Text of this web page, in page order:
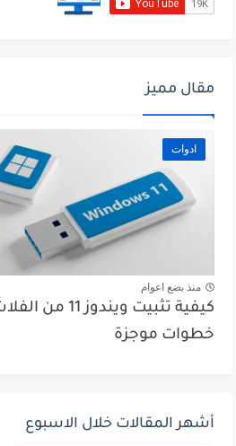
مقال مميز
ادوات
منذ بضع اعوام
كيفية تثبيت ويندوز
خطوات موجزة
أشهر المقالات خلال الاسبوع